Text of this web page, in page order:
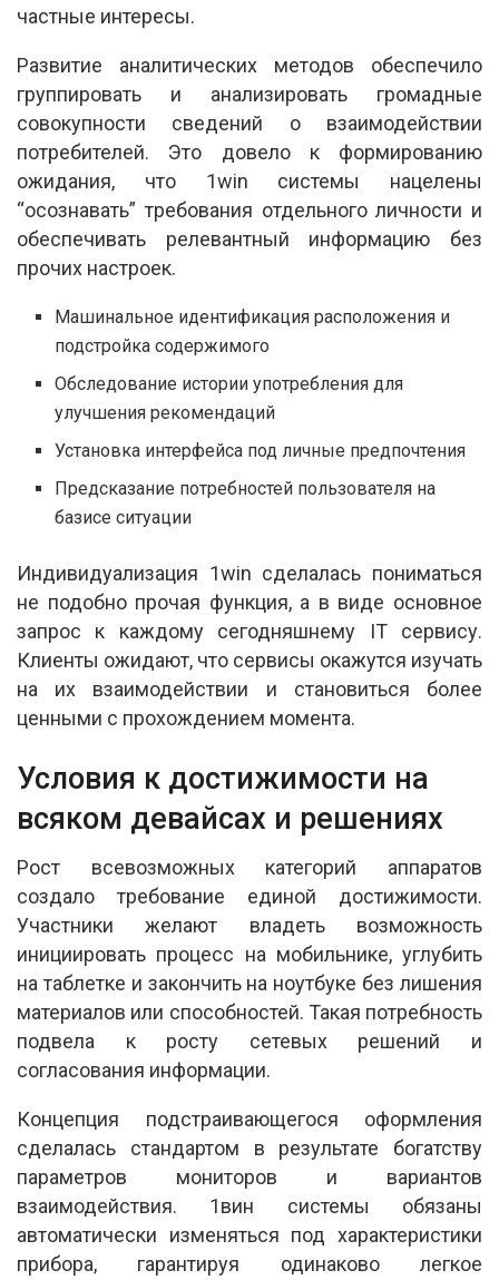
частные интересы.
Развитие аналитических методов обеспечило
группировать и анализировать громадные
совокупности сведений о взаимодействии
потребителей. Это довело к формированию
ожидания, что 1win системы нацелены
“осознавать” требования отдельного личности и
обеспечивать релевантный информацию без
прочих настроек.
Машинальное идентификация расположения и
подстройка содержимого
Обследование истории употребления для
улучшения рекомендаций
Установка интерфейса под личные предпочтения
Предсказание потребностей пользователя на
базисе ситуации
Индивидуализация 1win сделалась пониматься
не подобно прочая функция, а в виде основное
запрос к каждому сегодняшнему IT сервису.
Клиенты ожидают, что сервисы окажутся изучать
на их взаимодействии и становиться более
ценными с прохождением момента.
Условия к достижимости на
всяком девайсах и решениях
Рост всевозможных категорий аппаратов
создало требование единой достижимости.
Участники желают владеть возможность
инициировать процесс на мобильнике, углубить
на таблетке и закончить на ноутбуке без лишения
материалов или способностей. Такая потребность
подвела к росту сетевых решений и
согласования информации.
Концепция подстраивающегося оформления
сделалась стандартом в результате богатству
параметров мониторов и вариантов
взаимодействия. 1вин системы обязаны
автоматически изменяться под характеристики
прибора, гарантируя одинаково легкое